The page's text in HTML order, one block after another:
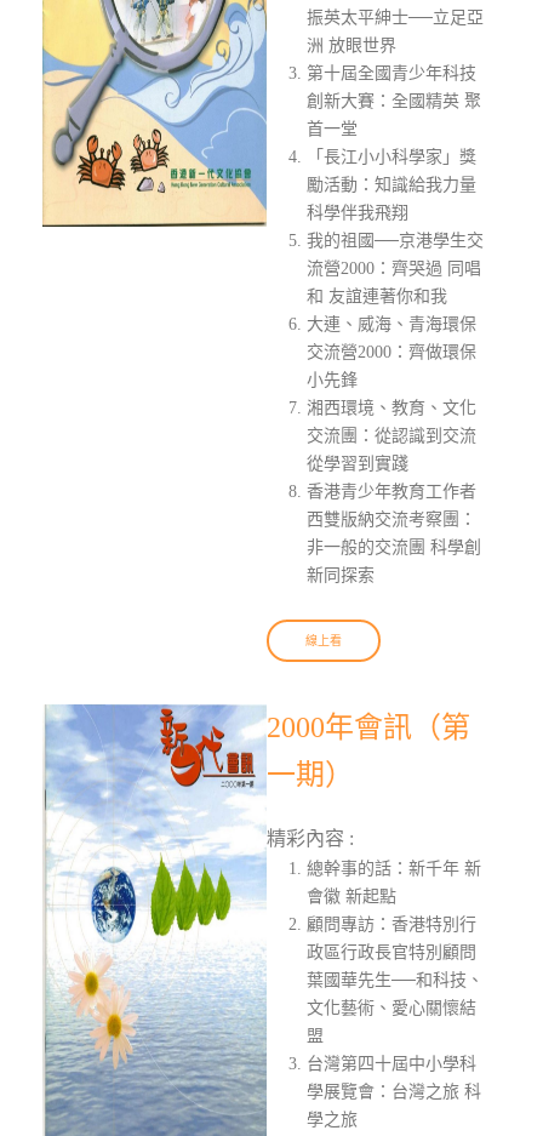
振英太平紳士──立足亞
洲 放眼世界
第十屆全國青少年科技
創新大賽：全國精英 聚
首一堂
「長江小小科學家」獎
勵活動：知識給我力量
科學伴我飛翔
我的祖國──京港學生交
流營2000：齊哭過 同唱
和 友誼連著你和我
大連、威海、青海環保
交流營2000：齊做環保
小先鋒
湘西環境、教育、文化
交流團：從認識到交流
從學習到實踐
香港青少年教育工作者
西雙版納交流考察團：
非一般的交流團 科學創
新同探索
線上看
2000年會訊（第
一期）
精彩內容 :
總幹事的話：新千年 新
會徽 新起點
顧問專訪：香港特別行
政區行政長官特別顧問
葉國華先生──和科技、
文化藝術、愛心關懷結
盟
台灣第四十屆中小學科
學展覽會：台灣之旅 科
學之旅